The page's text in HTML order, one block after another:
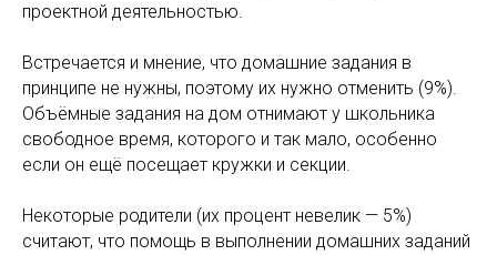
проектной деятельностью.
Встречается и мнение, что домашние задания в
принципе не нужны, поэтому их нужно отменить (9%).
Объёмные задания на дом отнимают у школьника
свободное время, которого и так мало, особенно
если он ещё посещает кружки и секции.
Некоторые родители (их процент невелик — 5%)
считают, что помощь в выполнении домашних заданий